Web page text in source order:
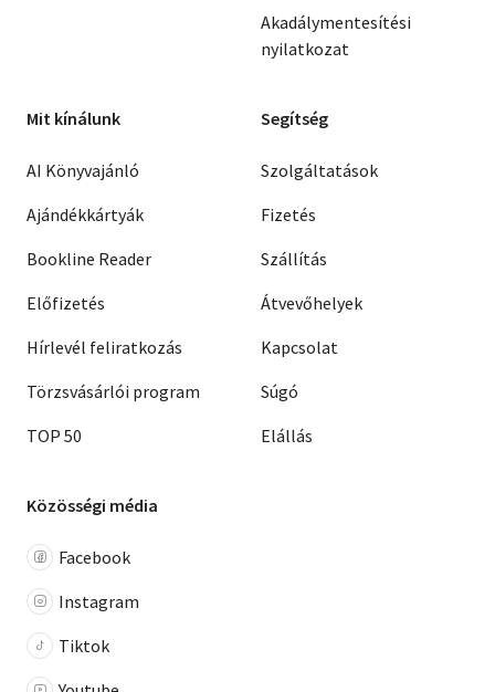
Akadálymentesítési
nyilatkozat
Mit kínálunk
AI Könyvajánló
Ajándékkártyák
Bookline Reader
Előfizetés
Hírlevél feliratkozás
Törzsvásárlói program
TOP 50
Segítség
Szolgáltatások
Fizetés
Szállítás
Átvevőhelyek
Kapcsolat
Súgó
Elállás
Közösségi média
Facebook
Instagram
Tiktok